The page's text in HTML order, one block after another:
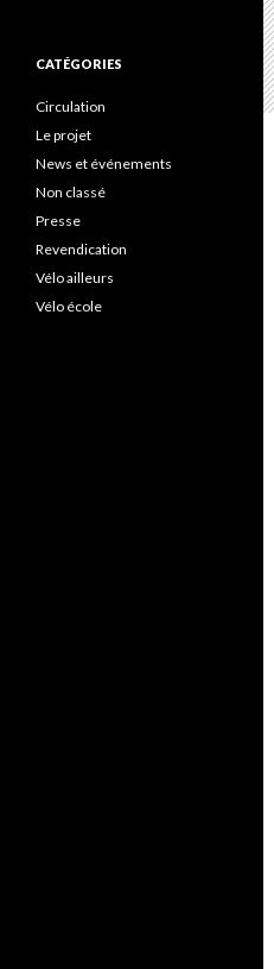
CATÉGORIES
Circulation
Le projet
News et événements
Non classé
Presse
Revendication
Vélo ailleurs
Vélo école